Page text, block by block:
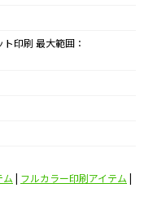
印刷 最大範囲：
ム | フルカラー印刷アイテム |